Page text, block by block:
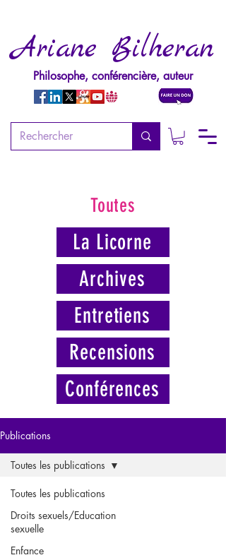
Ariane Bilheran
Philosophe, conférencière, auteur
Toutes
La Licorne
Archives
Entretiens
Recensions
Conférences
Publications
Toutes les publications
Droits sexuels/Education
sexuelle
Enfance
Toutes les publications